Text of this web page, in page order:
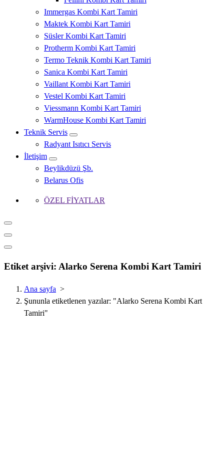
Immergas Kombi Kart Tamiri
Maktek Kombi Kart Tamiri
Süsler Kombi Kart Tamiri
Protherm Kombi Kart Tamiri
Termo Teknik Kombi Kart Tamiri
Sanica Kombi Kart Tamiri
Vaillant Kombi Kart Tamiri
Vestel Kombi Kart Tamiri
Viessmann Kombi Kart Tamiri
WarmHouse Kombi Kart Tamiri
Teknik Servis
Radyant Isıtıcı Servis
İletişim
Beylikdüzü Şb.
Belarus Ofis
ÖZEL FİYATLAR
Etiket arşivi: Alarko Serena Kombi Kart Tamiri
Ana sayfa >
Şununla etiketlenen yazılar: "Alarko Serena Kombi Kart
Tamiri"